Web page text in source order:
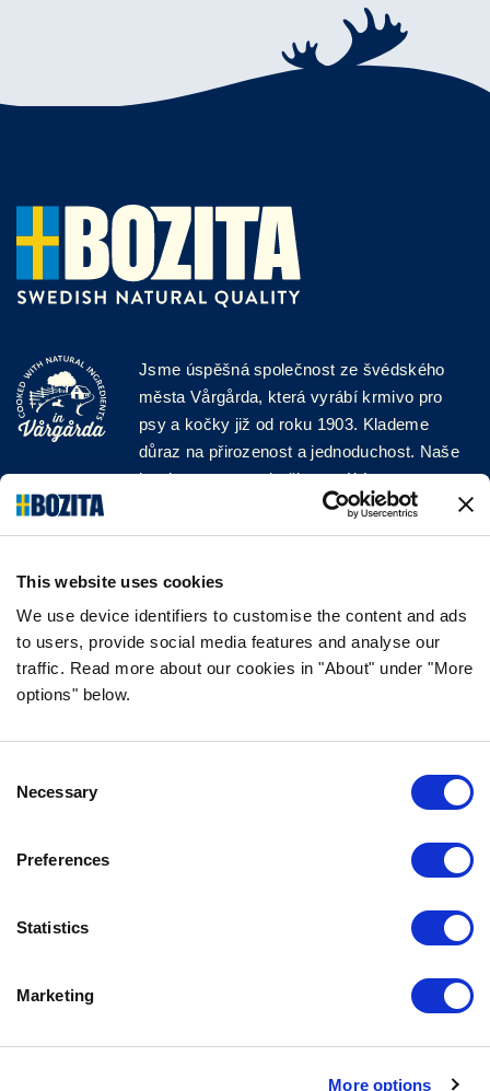
This website uses cookies
We use device identifiers to customise the content and ads
to users, provide social media features and analyse our
traffic. Read more about our cookies in "About" under "More
options" below.
Selection
Necessary
Preferences
Statistics
Marketing
More options
Jsme úspěšná společnost ze švédského
města Vårgårda, která vyrábí krmivo pro
psy a kočky již od roku 1903. Klademe
důraz na přirozenost a jednoduchost. Naše
krmiva pro psy a kočky vyrábíme z vysoce
kvalitních surovin a bez jakýchkoli přísad!
SÍTÍCH
INFORMACE
ZÁRUKA CHUTI
NAŠE ZÁSADY OCHRANY OSOBNÍCH ÚDAJŮ
info@bozita.com